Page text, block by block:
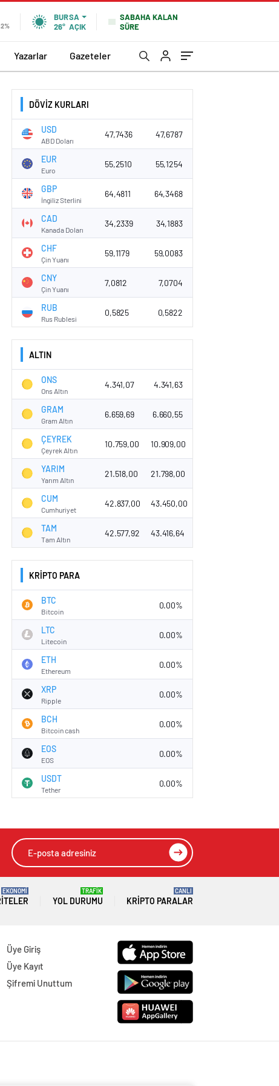
BURSA
26° AÇIK
SABAHA KALAN
SÜRE
Yazarlar Gazeteler
DÖVİZ KURLARI
USD
ABD Doları
47,7436 47,6787
EUR
Euro
55,2510 55,1254
GBP
İngiliz Sterlini
64,4811 64,3468
CAD
Kanada Doları
34,2339 34,1883
CHF
Çin Yuanı
59,1179 59,0083
CNY
Çin Yuanı
7,0812 7,0704
RUB
Rus Rublesi
0,5825 0,5822
ALTIN
ONS
Ons Altın
4.341,07 4.341,63
GRAM
Gram Altın
6.659,69 6.660,55
ÇEYREK
Çeyrek Altın
10.759,00 10.909,00
YARIM
Yarım Altın
21.518,00 21.798,00
CUM
Cumhuriyet
42.837,00 43.450,00
TAM
Tam Altın
42.577,92 43.416,64
KRİPTO PARA
BTC
Bitcoin
0.00%
LTC
Litecoin
0.00%
ETH
Ethereum
0.00%
XRP
Ripple
0.00%
BCH
Bitcoin cash
0.00%
EOS
EOS
0.00%
USDT
Tether
0.00%
EKONOMİ
YOL DURUMU
TRAFİK
KRIPTO PARALAR
CANLI
Üye Giriş
Üye Kayıt
Şifremi Unuttum